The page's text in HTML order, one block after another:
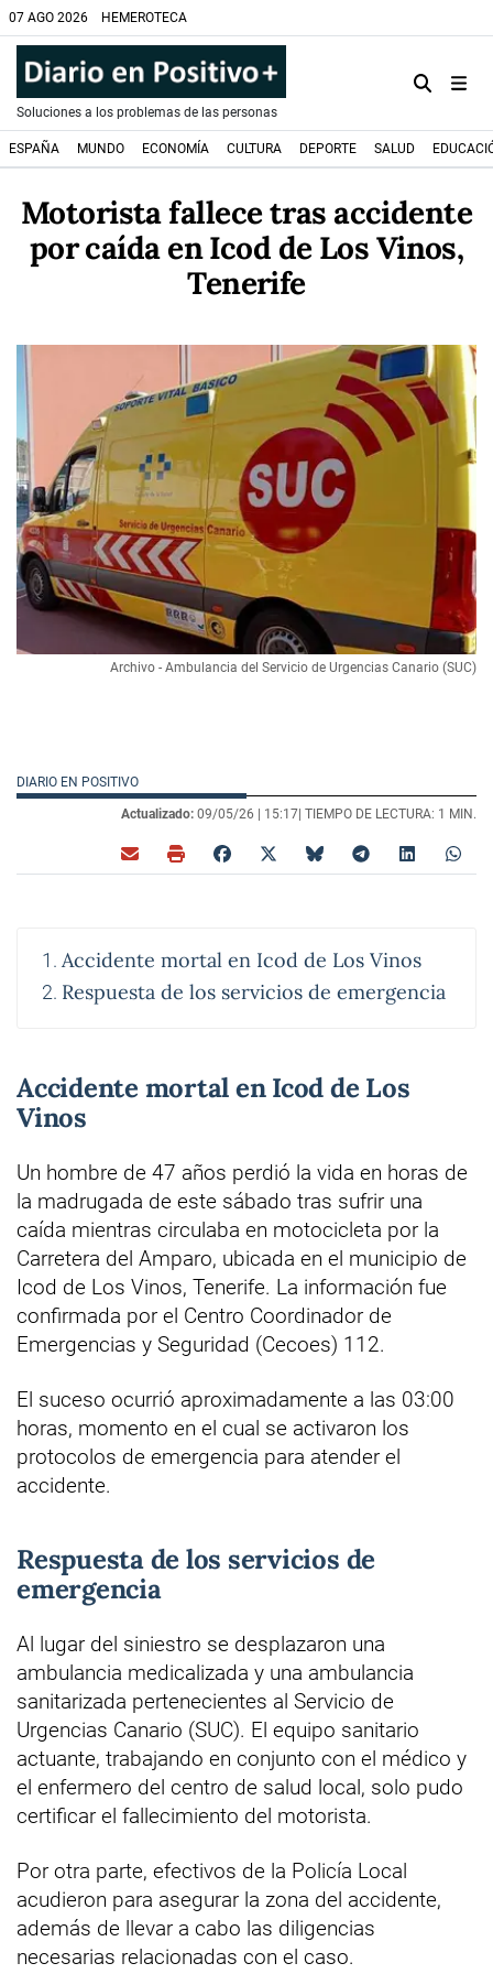
07 AGO 2026 HEMEROTECA
Soluciones a los problemas de las personas
ESPAÑA MUNDO ECONOMÍA CULTURA DEPORTE SALUD
Motorista fallece tras accidente
por caída en Icod de Los Vinos,
Tenerife
Archivo - Ambulancia del Servicio de Urgencias Canario (SUC)
DIARIO EN POSITIVO
Actualizado: 09/05/26 | 15:17 | TIEMPO DE LECTURA: 1 MIN.
Accidente mortal en Icod de Los Vinos
Respuesta de los servicios de emergencia
Accidente mortal en Icod de Los
Vinos
Un hombre de 47 años perdió la vida en horas de
la madrugada de este sábado tras sufrir una
caída mientras circulaba en motocicleta por la
Carretera del Amparo, ubicada en el municipio de
Icod de Los Vinos, Tenerife. La información fue
confirmada por el Centro Coordinador de
Emergencias y Seguridad (Cecoes) 112.
El suceso ocurrió aproximadamente a las 03:00
horas, momento en el cual se activaron los
protocolos de emergencia para atender el
accidente.
Respuesta de los servicios de
emergencia
Al lugar del siniestro se desplazaron una
ambulancia medicalizada y una ambulancia
sanitarizada pertenecientes al Servicio de
Urgencias Canario (SUC). El equipo sanitario
actuante, trabajando en conjunto con el médico y
el enfermero del centro de salud local, solo pudo
certificar el fallecimiento del motorista.
Por otra parte, efectivos de la Policía Local
acudieron para asegurar la zona del accidente,
además de llevar a cabo las diligencias
necesarias relacionadas con el caso.